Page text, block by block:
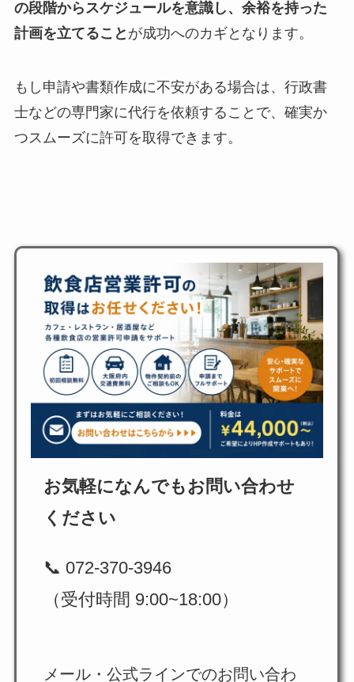
の段階からスケジュールを意識し、余裕を持った
計画を立てること が成功へのカギとなります。
もし申請や書類作成に不安がある場合は、行政書
士などの専門家に代行を依頼することで、確実か
つスムーズに許可を取得できます。
お気軽になんでもお問い合わせ
ください
📞 072-370-3946
（受付時間 9:00~18:00）
メール・公式ラインでのお問い合わ